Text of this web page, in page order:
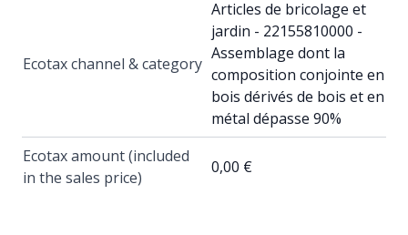
Ecotax channel & category
Articles de bricolage et
jardin - 22155810000 -
Assemblage dont la
composition conjointe en
bois dérivés de bois et en
métal dépasse 90%
Ecotax amount (included
in the sales price)
0,00 €